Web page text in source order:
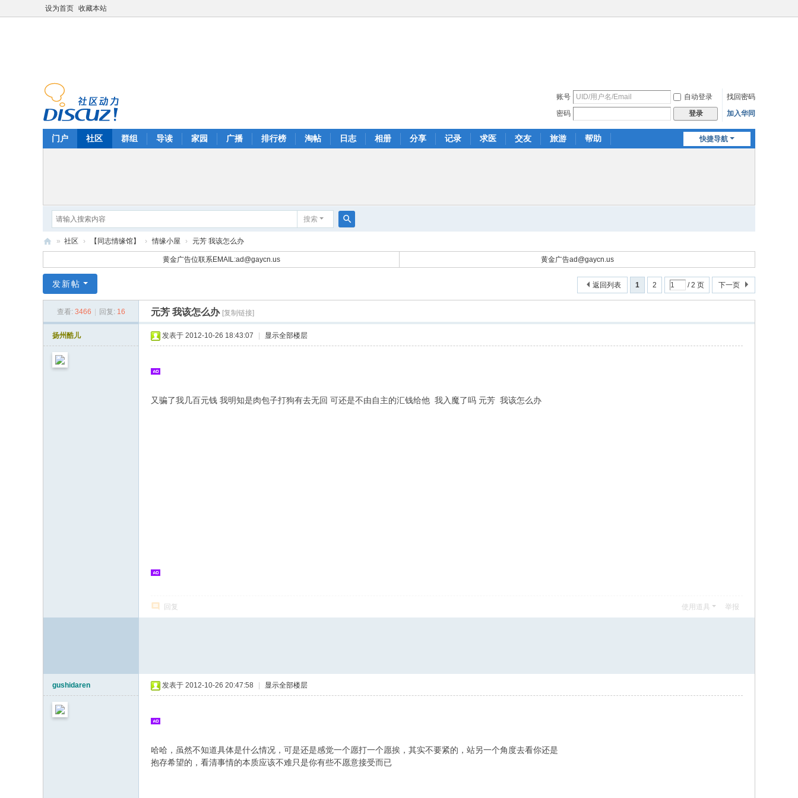
设为首页 收藏本站
账号 自动登录
找回密码
密码
登录 加入华同
快捷导航
门户 社区 群组 导读 家园 广播 排行榜 淘帖 日志 相册 分享 记录 求医 交友 旅游 帮助
搜索
索
同
|
同
社
» 社区 › 【同志情缘馆】 › 情缘小屋 › 元芳 我该怎么办
黄金广告位联系EMAIL:ad@gaycn.us 黄金广告ad@gaycn.us
1 2 / 2 页 下一页
返回列表
发新帖
查看: 3466 回复: 16 元芳 我该怎么办 [复制链接]
扬州酷儿 发表于 2012-10-26 18:43:07 显示全部楼层
又骗了我几百元钱 我明知是肉包子打狗有去无回 可还是不由自主的汇钱给他 我入魔了吗 元芳 我该怎么办
回复 使用道具 举报
gushidaren 发表于 2012-10-26 20:47:58 显示全部楼层
哈哈，虽然不知道具体是什么情况，可是还是感觉一个愿打一个愿挨，其实不要紧的，站另一个角度去看你还是
抱存希望的，看清事情的本质应该不难只是你有些不愿意接受而已